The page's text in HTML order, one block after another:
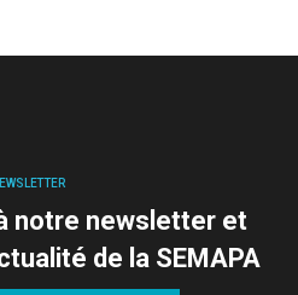
notre newsletter et
de la SEMAPA